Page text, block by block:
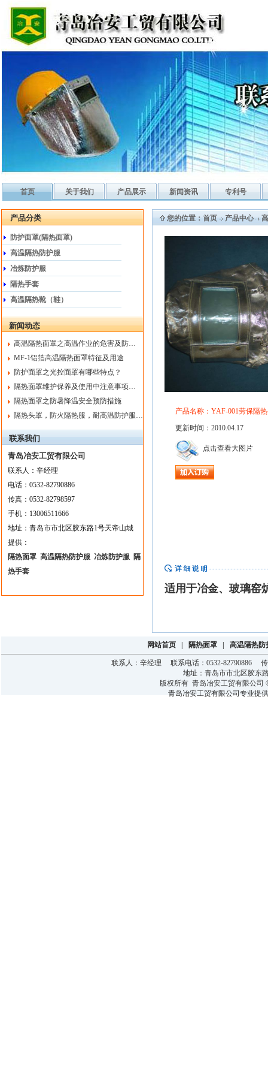
首页 关于我们 产品展示 新闻资讯 专利号
产品分类
防护面罩(隔热面罩)
高温隔热防护服
冶炼防护服
隔热手套
高温隔热靴（鞋）
新闻动态
高温隔热面罩之高温作业的危害及防…
MF-1铝箔高温隔热面罩特征及用途
防护面罩之光控面罩有哪些特点？
隔热面罩维护保养及使用中注意事项…
隔热面罩之防暑降温安全预防措施
隔热头罩，防火隔热服，耐高温防护服…
联系我们
青岛冶安工贸有限公司
联系人： 辛经理
电话： 0532-82790886
传真： 0532-82798597
手机： 13006511666
地址： 青岛市市北区胶东路1号天帝山城
提供：
隔热面罩 高温隔热防护服 冶炼防护服 隔
热手套
您的位置： 首页 产品中心
产品名称：YAF-001劳保隔
更新时间：2010.04.17
点击查看大图片
适用于冶金、玻璃窑
网站首页 隔热面罩 高温隔热防
联系人：辛经理 联系电话：0532-82790886 传
地址：青岛市市北区胶东
版权所有 青岛冶安工贸有限公司
青岛冶安工贸有限公司 专业提